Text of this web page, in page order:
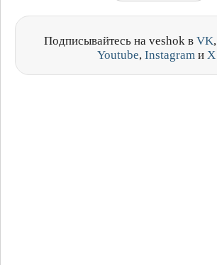
Подписывайтесь на veshok в VK,
Youtube, Instagramи X